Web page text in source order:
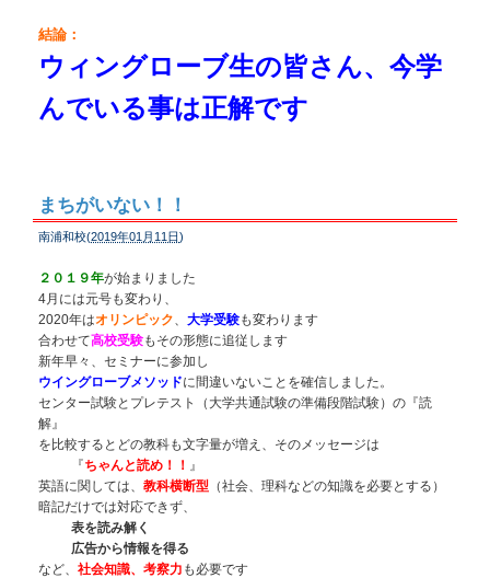
結論：
ウィングローブ生の皆さん、今学
んでいる事は正解です
まちがいない！！
南浦和校(2019年01月11日)
２０１９年が始まりました
4月には元号も変わり、
2020年はオリンピック、 大学受験も変わります
合わせて高校受験もその形態に追従します
新年早々、セミナーに参加し
ウイングローブメソッドに間違いないことを確信しました。
センター試験とプレテスト（大学共通試験の準備段階試験）の『読
解』
を比較するとどの教科も文字量が増え、そのメッセージは
『ちゃんと読め！！ 』
英語に関しては、 教科横断型 （社会、理科などの知識を必要とする）
暗記だけでは対応できず、
表を読み解く
広告から情報を得る
など、 社会知識、考察力 も必要です